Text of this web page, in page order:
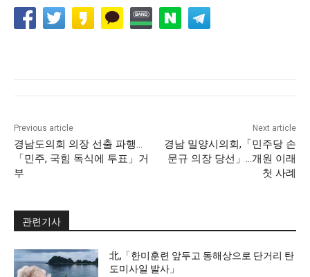
Previous article
경남도의회 의장 선출 파행…
「민주, 국힘 독식에 투표」거
부
Next article
경남 밀양시의회,「민주당 손
문규 의장 당선」…개원 이래
첫 사례
관련기사
北,「한미훈련 앞두고 동해상으로 단거리 탄
도미사일 발사」